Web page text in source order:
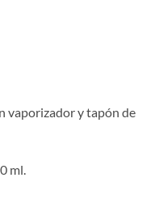
vaporizador y tapón de
ml.